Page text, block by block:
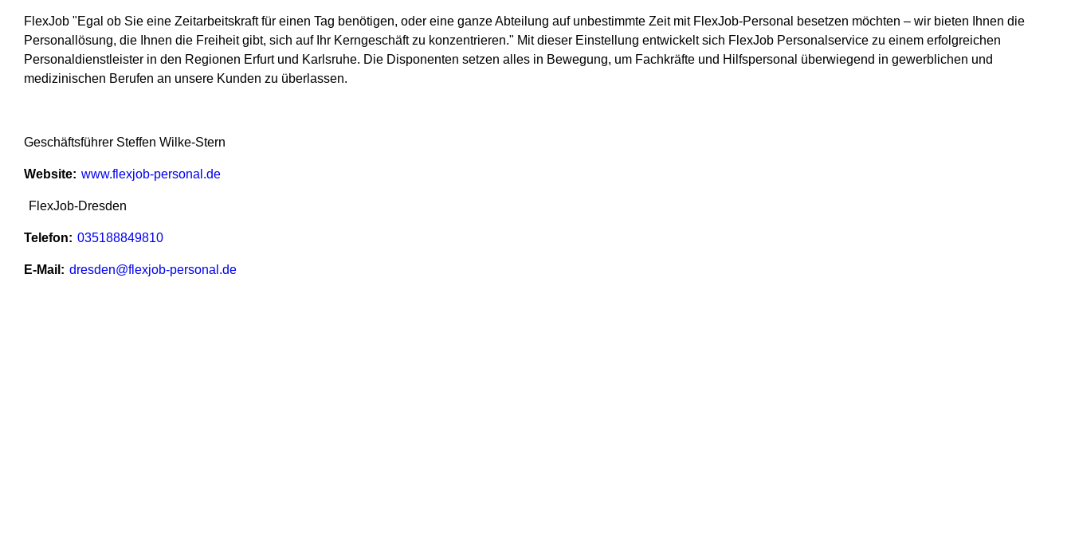
FlexJob "Egal ob Sie eine Zeitarbeitskraft für einen Tag benötigen, oder eine ganze Abteilung auf unbestimmte Zeit mit FlexJob-Personal besetzen möchten – wir bieten Ihnen die
Personallösung, die Ihnen die Freiheit gibt, sich auf Ihr Kerngeschäft zu konzentrieren." Mit dieser Einstellung entwickelt sich FlexJob Personalservice zu einem erfolgreichen
Personaldienstleister in den Regionen Erfurt und Karlsruhe. Die Disponenten setzen alles in Bewegung, um Fachkräfte und Hilfspersonal überwiegend in gewerblichen und
medizinischen Berufen an unsere Kunden zu überlassen.
Geschäftsführer Steffen Wilke-Stern
Website www.flexjob-personal.de
FlexJob-Dresden
Telefon 035188849810
E-Mail dresden@flexjob-personal.de